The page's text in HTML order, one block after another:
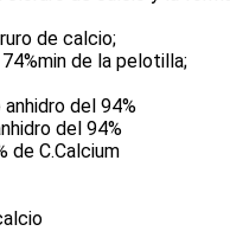
de calcio;
de la pelotilla;
del 94%
del 94%
de C.Calcium